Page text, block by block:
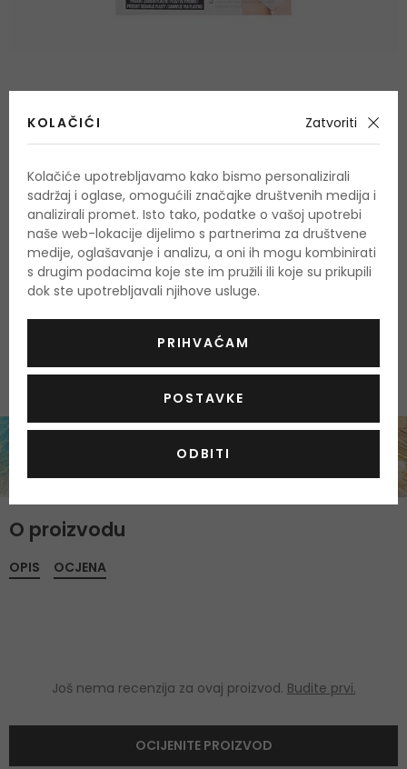
Veet Proizvodi za depilaciju
16 kom Sensitive Skin
Rasprodano
Zašto kupovati kod nas?
O proizvodu
OPIS OCJENA
Još nema recenzija za ovaj proizvod. Budite prvi.
OCIJENITE PROIZVOD
KOLAČIĆI Zatvoriti
Kolačiće upotrebljavamo kako bismo personalizirali
sadržaj i oglase, omogućili značajke društvenih medija i
analizirali promet. Isto tako, podatke o vašoj upotrebi
naše web-lokacije dijelimo s partnerima za društvene
medije, oglašavanje i analizu, a oni ih mogu kombinirati
s drugim podacima koje ste im pružili ili koje su prikupili
dok ste upotrebljavali njihove usluge.
PRIHVAĆAM
POSTAVKE
ODBITI